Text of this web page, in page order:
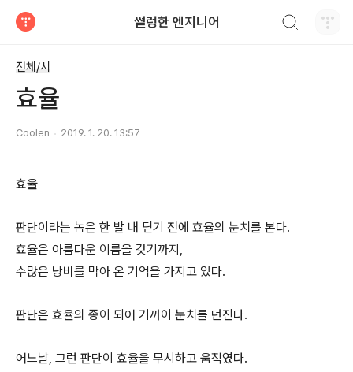
썰렁한 엔지니어
전체/시
효율
Coolen 2019. 1. 20. 13:57
효율
판단이라는 놈은 한 발 내 딛기 전에 효율의 눈치를 본다.
효율은 아름다운 이름을 갖기까지,
수많은 낭비를 막아 온 기억을 가지고 있다.
판단은 효율의 종이 되어 기꺼이 눈치를 던진다.
어느날, 그런 판단이 효율을 무시하고 움직였다.